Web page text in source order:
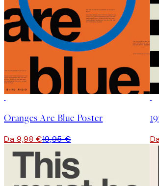
Oranges Are Blue Poster
Da 9,98 €19,95 €